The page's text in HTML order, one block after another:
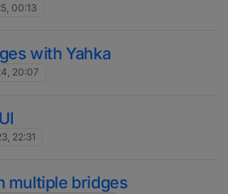
00:13
with Yahka
20:07
22:31
multiple bridges